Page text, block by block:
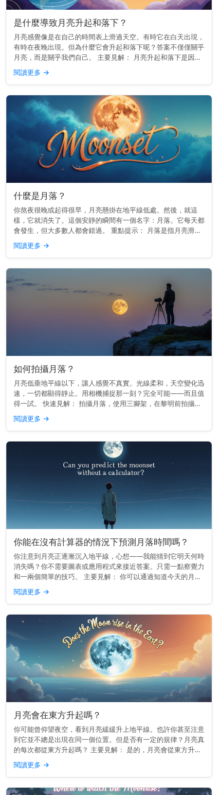
是什麼導致月亮升起和落下？
月亮感覺像是在自己的時間表上滑過天空。有時它在白天出現，
有時在夜晚出現。但為什麼它會升起和落下呢？答案不僅僅關乎
月亮，而是關乎我們自己。 主要見解： 月亮升起和落下是因為
地球在旋轉——而不是因為月亮移動得那麼快。 它真正移動的
原因 地球每2...
閱讀更多 →
什麼是月落？
你熬夜很晚或起得很早，月亮懸掛在地平線低處。然後，就這
樣，它就消失了。這個安靜的瞬間有一個名字：月落。它每天都
會發生，但大多數人都會錯過。 重點提示： 月落是指月亮滑落
到西方地平線以下，就像日落一樣，但較為柔和。 月落的運作
原理 地球由西向...
閱讀更多 →
如何拍攝月落？
月亮低垂地平線以下，讓人感覺不真實。光線柔和，天空變化迅
速，一切都顯得靜止。用相機捕捉那一刻？完全可能——而且值
得一試。 快速見解： 拍攝月落，使用三腳架，在黎明前拍攝，
並用月落應用程式或日曆來規劃時間。 時間掌握一切 最佳的月
落照片通常在...
閱讀更多 →
你能在沒有計算器的情況下預測月落時間嗎？
你注意到月亮正逐漸沉入地平線，心想——我能猜到它明天何時
消失嗎？你不需要圖表或應用程式來接近答案。只需一點察覺力
和一兩個簡單的技巧。 主要見解： 你可以通過知道今天的月落
時間，並減去大約50分鐘來預估明天的月落時間。 月亮的每日
漂移 月亮在...
閱讀更多 →
月亮會在東方升起嗎？
你可能曾仰望夜空，看到月亮緩緩升上地平線。也許你甚至注意
到它並不總是出現在同一個位置。但是否有一定的規律？月亮真
的每次都從東方升起嗎？ 主要見解： 是的，月亮會從東方升起
——或非常接近東方——就像太陽一樣。 為什麼月亮會跟隨東
方 這一切都與...
閱讀更多 →